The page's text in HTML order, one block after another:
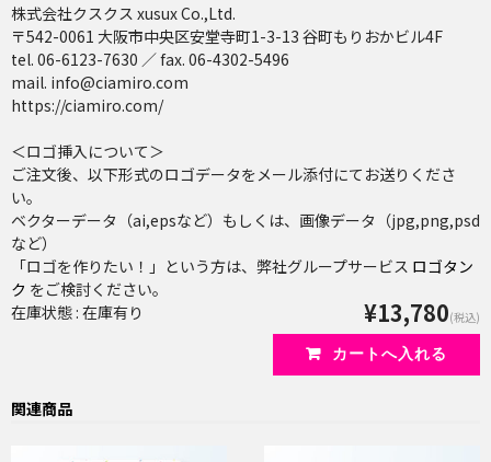
株式会社クスクス xusux Co.,Ltd.
〒542-0061 大阪市中央区安堂寺町1-3-13 谷町もりおかビル4F
tel. 06-6123-7630 ／ fax. 06-4302-5496
mail. info@ciamiro.com
https://ciamiro.com/
＜ロゴ挿入について＞
ご注文後、以下形式のロゴデータをメール添付にてお送りくださ
い。
ベクターデータ（ai,epsなど）もしくは、画像データ（jpg,png,psd
など）
「ロゴを作りたい！」という方は、弊社グループサービス ロゴタン
ク をご検討ください。
在庫状態 : 在庫有り
¥13,780(税込)
関連商品